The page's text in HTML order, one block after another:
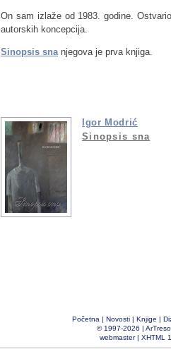
On sam izlaže od 1983. godine.
autorskih koncepcija.
Sinopsis sna njegova je prva knjiga.
Igor Modrić
Sinopsis sna
Početna | Novosti | Knjige |
© 1997-2026 |
webmaster| XHTML